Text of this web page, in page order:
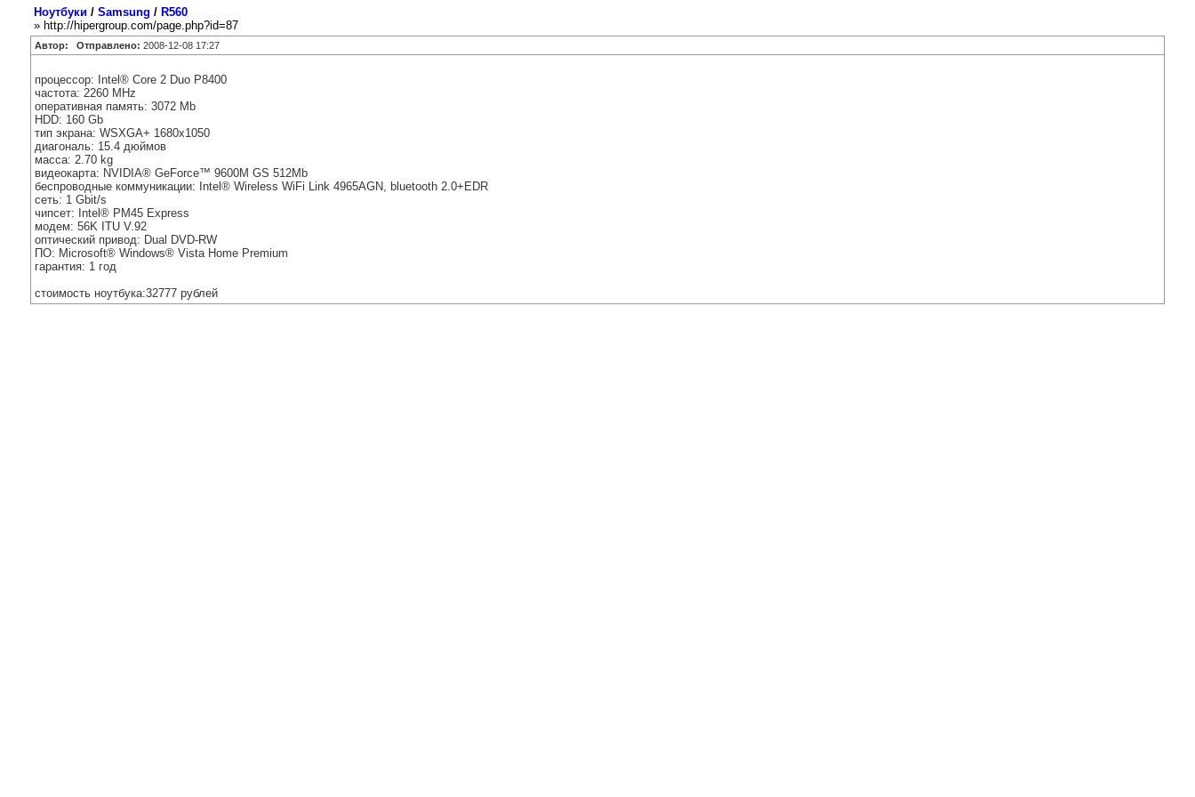
Ноутбуки / Samsung / R560
» http://hipergroup.com/page.php?id=87
Автор: Отправлено: 2008-12-08 17:27
процессор: Intel® Core 2 Duo P8400
частота: 2260 MHz
оперативная память: 3072 Mb
HDD: 160 Gb
тип экрана: WSXGA+ 1680x1050
диагональ: 15.4 дюймов
масса: 2.70 kg
видеокарта: NVIDIA® GeForce™ 9600M GS 512Mb
беспроводные коммуникации: Intel® Wireless WiFi Link 4965AGN, bluetooth 2.0+EDR
сеть: 1 Gbit/s
чипсет: Intel® PM45 Express
модем: 56K ITU V.92
оптический привод: Dual DVD-RW
ПО: Microsoft® Windows® Vista Home Premium
гарантия: 1 год
стоимость ноутбука:32777 рублей